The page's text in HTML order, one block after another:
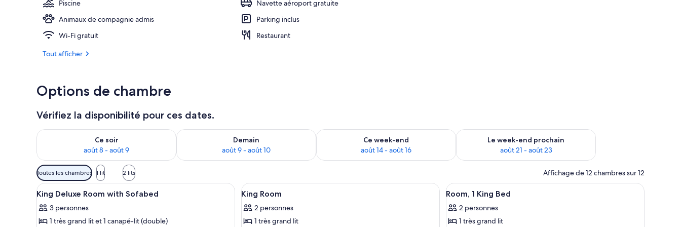
Piscine
Navette aéroport gratuite
Animaux de compagnie admis
Parking inclus
Wi-Fi gratuit
Restaurant
Tout afficher
Options de chambre
Vérifiez la disponibilité pour ces dates.
Ce soir
août 8 - août 9
Vérifier la disponibilité pour ce soir août 8 - août 9
Demain
août 9 - août 10
Vérifier la disponibilité pour demain août 9 - août 10
Ce week-end
août 14 - août 16
Vérifier la disponibilité pour ce week-end août 14 - août 16
Le week-end prochain
août 21 - août 23
Vérifier la disponibilité pour le week-end prochain août 21 -
Filtres
disponibles
pour
chambres
Toutes les chambres 1 lit 2 lits Affichage de 12 chambres sur 12
Afficher
toutes
les
photos
Une chambre à coucher moderne avec un lit, des tables de chevet, un bureau et une chaise.
1
King Deluxe Room with Sofabed
3 personnes
1 très grand lit et 1 canapé-lit (double)
Afficher
toutes
les
photos
Une chambre à coucher moderne avec un lit, des tables de chevet, un bureau et une chaise.
2
King Room
2 personnes
1 très grand lit
Afficher
toutes
les
photos
Une chambre d’hôtel avec un lit, un
5
Room, 1 King Bed
2 personnes
1 très grand lit